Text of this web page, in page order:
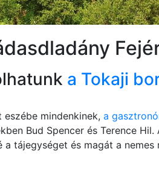
a Tokaji
mindenkinek, a
Bud Spencer és Terence Hil.
tájegységet és magát a nemes